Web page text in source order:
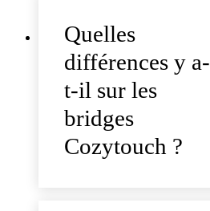
Quelles
différences y a-
t-il sur les
bridges
Cozytouch ?